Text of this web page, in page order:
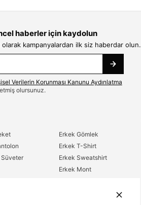
haberler için kaydolun
kampanyalardan ilk siz haberdar olun.
Verilerin Korunması Kanunu Aydınlatma
olursunuz.
Erkek Gömlek
Erkek T-Shirt
Erkek Sweatshirt
Erkek Mont